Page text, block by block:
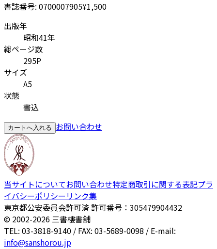
書誌番号: 0700007905¥1,500
出版年
昭和41年
総ページ数
295P
サイズ
A5
状態
書込
カートへ入れる お問い合わせ
当サイトについてお問い合わせ特定商取引に関する表記プラ
イバシーポリシー リンク集
東京都公安委員会許可済 許可番号：305479904432
© 2002-2026 三書樓書舗
TEL: 03-3818-9140 / FAX: 03-5689-0098 / E-mail:
info@sanshorou.jp